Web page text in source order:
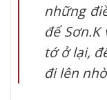
những
để
tớ ở lại,
đi lên